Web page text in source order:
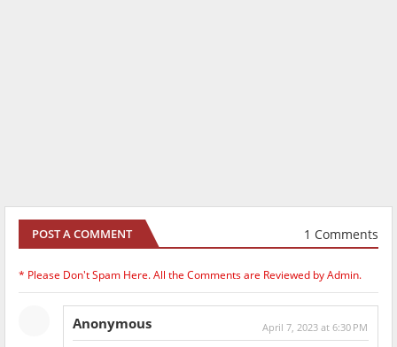
POST A COMMENT 1 Comments
* Please Don't Spam Here. All the Comments are Reviewed by Admin.
Anonymous April 7, 2023 at 6:30 PM